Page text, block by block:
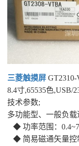
三菱触摸屏
8.4寸,65535色,USB/
技术参数;
多功能型、一般负载
◆ 功率范围：
◆ 简易磁通矢量控